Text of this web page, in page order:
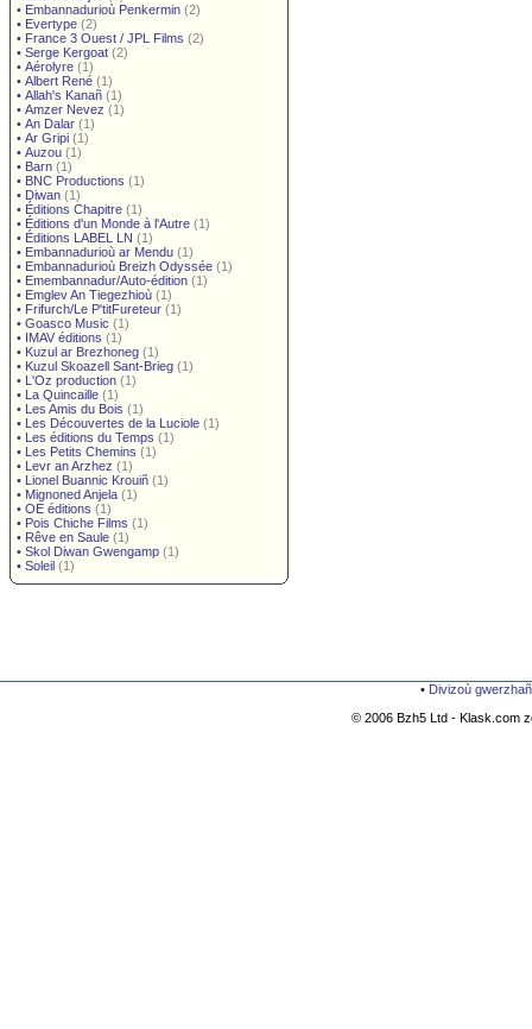
• Embannadurioù Penkermin (2)
• Evertype (2)
• France 3 Ouest / JPL Films (2)
• Serge Kergoat (2)
• Aérolyre (1)
• Albert René (1)
• Allah's Kanañ (1)
• Amzer Nevez (1)
• An Dalar (1)
• Ar Gripi (1)
• Auzou (1)
• Barn (1)
• BNC Productions (1)
• Diwan (1)
• Éditions Chapitre (1)
• Éditions d'un Monde à l'Autre (1)
• Éditions LABEL LN (1)
• Embannadurioù ar Mendu (1)
• Embannadurioù Breizh Odyssée (1)
• Emembannadur/Auto-édition (1)
• Emglev An Tiegezhioù (1)
• Frifurch/Le P'titFureteur (1)
• Goasco Music (1)
• IMAV éditions (1)
• Kuzul ar Brezhoneg (1)
• Kuzul Skoazell Sant-Brieg (1)
• L'Oz production (1)
• La Quincaille (1)
• Les Amis du Bois (1)
• Les Découvertes de la Luciole (1)
• Les éditions du Temps (1)
• Les Petits Chemins (1)
• Levr an Arzhez (1)
• Lionel Buannic Krouiñ (1)
• Mignoned Anjela (1)
• OE éditions (1)
• Pois Chiche Films (1)
• Rêve en Saule (1)
• Skol Diwan Gwengamp (1)
• Soleil (1)
• Divizoù
© 2006 Bzh5 Ltd - Klask.com